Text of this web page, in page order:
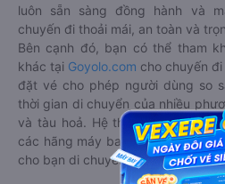
luôn sẵn sàng đồng hành và
chuyến đi thoải mái, an toàn và
Bên cạnh đó, bạn có thể tham
khác tại Goyolo.com cho chuyến
đặt vé cho phép người dùng so
thời gian di chuyển của nhiều
và tàu hoả. Hệ thống của
các hãng máy bay, xe khách và
cho bạn di chuyển.